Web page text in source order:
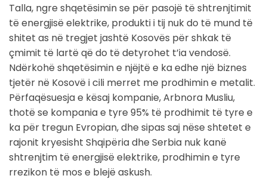
Talla, ngre shqetësimin se për pasojë të shtrenjtimit
të energjisë elektrike, produkti i tij nuk do të mund të
shitet as në tregjet jashtë Kosovës për shkak të
çmimit të lartë që do të detyrohet t’ia vendosë.
Ndërkohë shqetësimin e njëjtë e ka edhe një biznes
tjetër në Kosovë i cili merret me prodhimin e metalit.
Përfaqësuesja e kësaj kompanie, Arbnora Musliu,
thotë se kompania e tyre 95% të prodhimit të tyre e
ka për tregun Evropian, dhe sipas saj nëse shtetet e
rajonit kryesisht Shqipëria dhe Serbia nuk kanë
shtrenjtim të energjisë elektrike, prodhimin e tyre
rrezikon të mos e blejë askush.